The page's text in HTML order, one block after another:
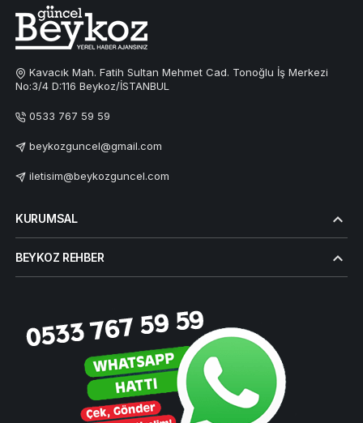
Kavacık Mah. Fatih Sultan Mehmet Cad. Tonoğlu İş Merkezi
No:3/4 D:116 Beykoz/İSTANBUL
0533 767 59 59
beykozguncel@gmail.com
iletisim@beykozguncel.com
KURUMSAL
BEYKOZ REHBER